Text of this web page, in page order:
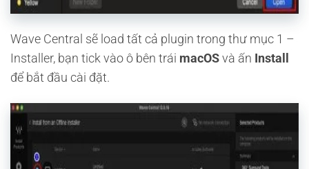
Wave Central sẽ load tất cả plugin trong thư mục 1 –
Installer, bạn tick vào ô bên trái macOS và ấn Install
để bắt đầu cài đặt.